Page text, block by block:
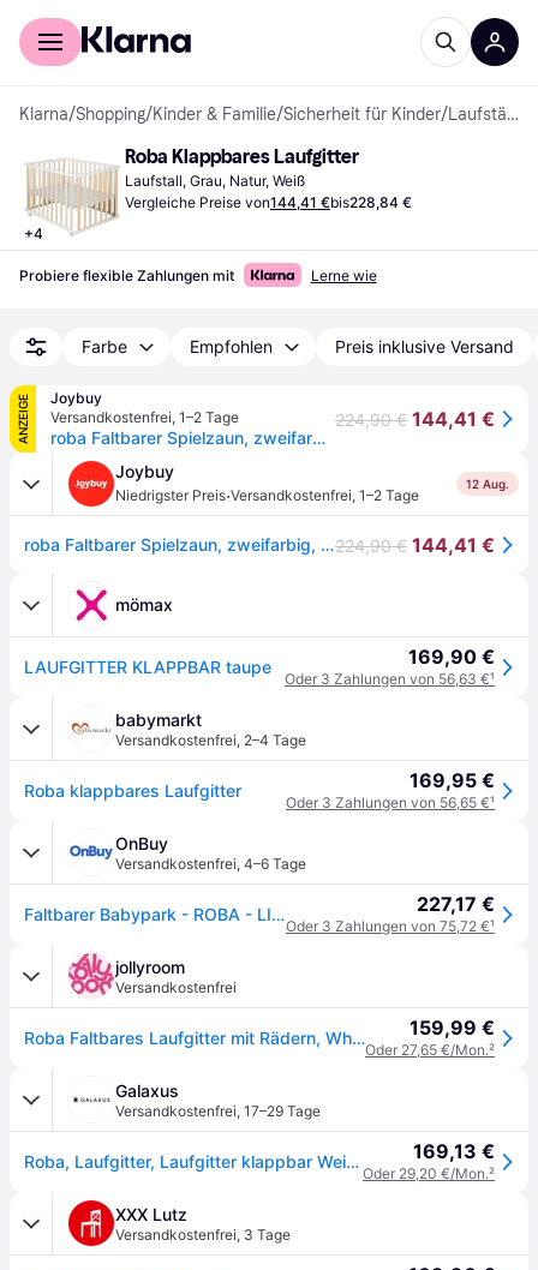
Für Shopper
Klarna/Shopping/Kinder & Familie/Sicherheit für Kinder/ Laufställe
+4
Roba Klappbares Laufgitter
Laufstall, Grau, Natur, Weiß
Vergleiche Preise von144,41 €bis228,84 €
Probiere flexible Zahlungen mit Lerne wie
Farbe Empfohlen Preis inklusive Versand
ANZEIGE
Joybuy
Versandkostenfrei, 1–2 Tage
roba Faltbarer Spielzaun, zweifarbig, 75 x 100 cm, platzsparend, mit Rollen, Holz
224,90 € 144,41 €
Joybuy
Niedrigster Preis·Versandkostenfrei, 1–2 Tage
12 Aug.
roba Faltbarer Spielzaun, zweifarbig, 75 x 100 cm, platzsparend, mit Rollen, Holz224,90 € 144,41 €
mömax
LAUFGITTER KLAPPBAR taupe 169,90 €
Oder 3 Zahlungen von 56,63 €¹
babymarkt
Versandkostenfrei, 2–4 Tage
Roba klappbares Laufgitter 169,95 €
Oder 3 Zahlungen von 56,65 €¹
OnBuy
Versandkostenfrei, 4–6 Tage
Faltbarer Babypark - ROBA - LITTLE STARS - 75 x 100 cm - Höhenverstellbar - 4 Bremsräder - Lackiertes Holz in Grau Taupe - Sternmuster 227,17 €
Oder 3 Zahlungen von 75,72 €¹
jollyroom
Versandkostenfrei
Roba Faltbares Laufgitter mit Rädern, White 159,99 €
Oder 27,65 €/Mon.²
Galaxus
Versandkostenfrei, 17–29 Tage
Roba, Laufgitter, Laufgitter klappbar Weiss 75 x 100 cm (MDF, Mischholz, 100 x 75 x 72.50cm) 169,13 €
Oder 29,20 €/Mon.²
XXX Lutz
Versandkostenfrei, 3 Tage